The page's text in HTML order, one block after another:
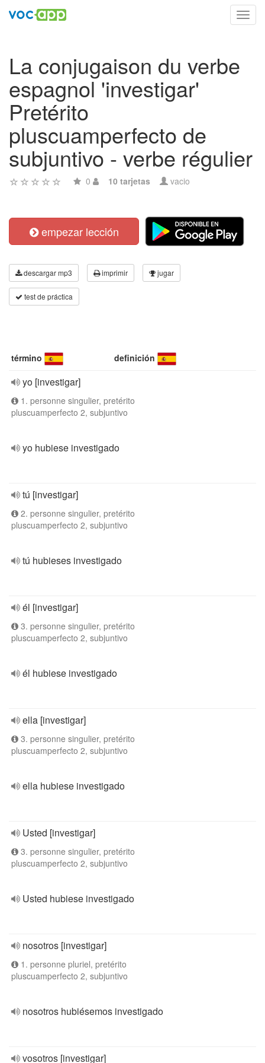
La conjugaison du verbe
espagnol 'investigar'
Pretérito
pluscuamperfecto de
subjuntivo - verbe régulier
0 10 tarjetas vacio
empezar lección
descargar mp3 imprimir jugar
test de práctica
término definición
yo [investigar]
1. personne singulier, pretérito
pluscuamperfecto 2, subjuntivo
yo hubiese investigado
tú [investigar]
2. personne singulier, pretérito
pluscuamperfecto 2, subjuntivo
tú hubieses investigado
él [investigar]
3. personne singulier, pretérito
pluscuamperfecto 2, subjuntivo
él hubiese investigado
ella [investigar]
3. personne singulier, pretérito
pluscuamperfecto 2, subjuntivo
ella hubiese investigado
Usted [investigar]
3. personne singulier, pretérito
pluscuamperfecto 2, subjuntivo
Usted hubiese investigado
nosotros [investigar]
1. personne pluriel, pretérito
pluscuamperfecto 2, subjuntivo
nosotros hubiésemos investigado
vosotros [investigar]